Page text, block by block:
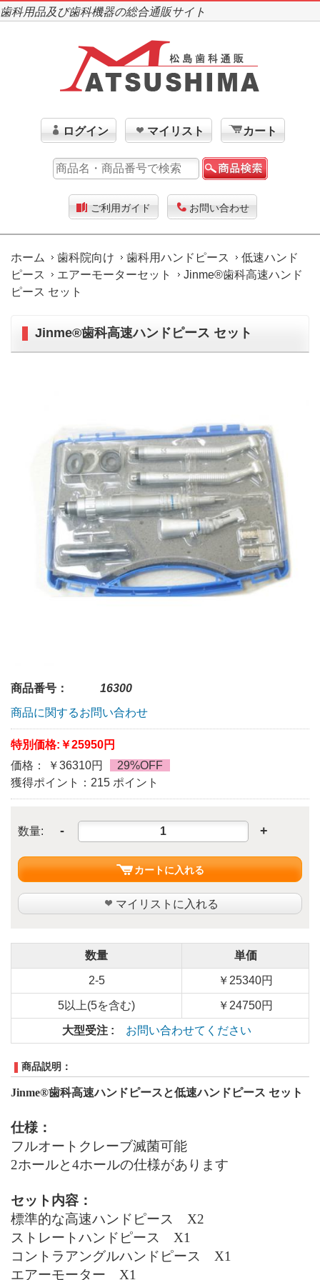
歯科用品及び歯科機器の総合通販サイト
ログイン マイリスト カート
ご利用ガイド お問い合わせ
ホーム 歯科院向け 歯科用ハンドピース
低速ハンド
ピース
エアーモーターセット
Jinme®歯科高速ハンド
ピース セット
Jinme®歯科高速ハンドピース セット
商品番号：
16300
商品に関するお問い合わせ
特別価格: ￥25950円
価格： ￥36310円
29%OFF
獲得ポイント：215 ポイント
数量: - +
カートに入れる
マイリストに入れる
数量 単価
2-5 ￥25340円
5以上(5を含む) ￥24750円
大型受注 : お問い合わせてください
商品説明：
Jinme®歯科高速ハンドピースと低速ハンドピース セット
仕様：
フルオートクレーブ滅菌可能
2ホールと4ホールの仕様があります
セット内容 ：
標準的な高速ハンドピース
X2
ストレートハンドピース
X1
コントラアングルハンドピース
X1
エアーモーター
X1